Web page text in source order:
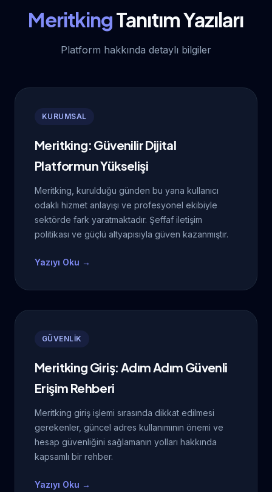
MeritkingTanıtım Yazıları
Platform hakkında detaylı bilgiler
KURUMSAL
Meritking: Güvenilir Dijital
Platformun Yükselişi
Meritking, kurulduğu günden bu yana kullanıcı
odaklı hizmet anlayışı ve profesyonel ekibiyle
sektörde fark yaratmaktadır. Şeffaf iletişim
politikası ve güçlü altyapısıyla güven kazanmıştır.
Yazıyı Oku →
GÜVENLİK
Meritking Giriş: Adım Adım Güvenli
Erişim Rehberi
Meritking giriş işlemi sırasında dikkat edilmesi
gerekenler, güncel adres kullanımının önemi ve
hesap güvenliğini sağlamanın yolları hakkında
kapsamlı bir rehber.
Yazıyı Oku →